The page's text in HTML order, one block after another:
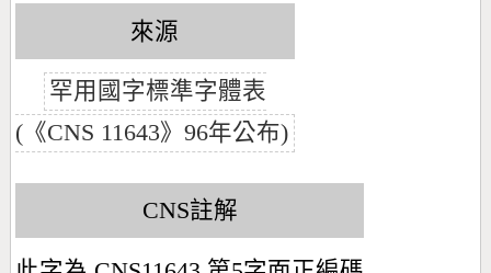
來源
罕用國字標準字體表
(《CNS 11643》96年公布)
CNS註解